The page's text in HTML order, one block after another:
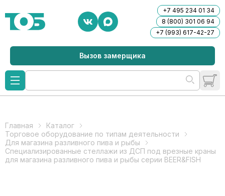
+7 495 234 01 34
8 (800) 301 06 94
+7 (993) 617-42-27
Вызов замерщика
Главная
Каталог
Торговое оборудование по типам деятельности
Для магазина разливного пива и рыбы
Специализированные стеллажи из ДСП под врезные краны
для магазина разливного пива и рыбы серии BEER&FISH